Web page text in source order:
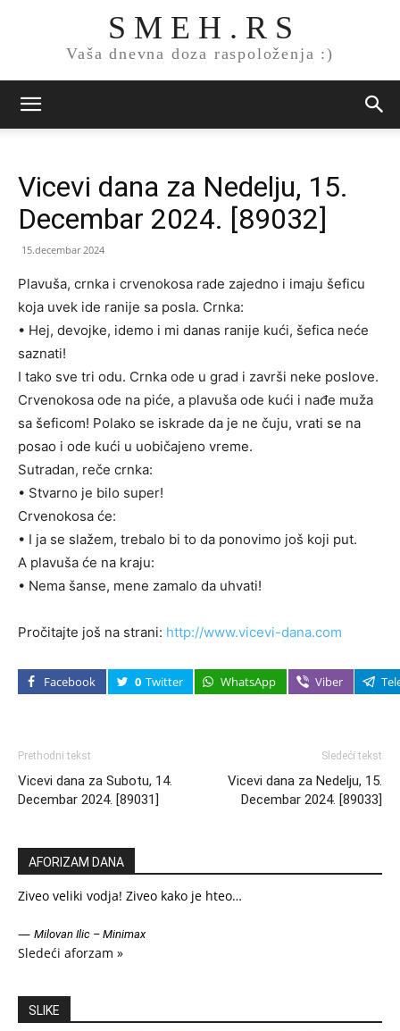
S M E H . R S
Vaša dnevna doza raspoloženja :)
Vicevi dana za Nedelju, 15.
Decembar 2024. [89032]
15.decembar 2024
Plavuša, crnka i crvenokosa rade zajedno i imaju šeficu
koja uvek ide ranije sa posla. Crnka:
• Hej, devojke, idemo i mi danas ranije kući, šefica neće
saznati!
I tako sve tri odu. Crnka ode u grad i završi neke poslove.
Crvenokosa ode na piće, a plavuša ode kući i nađe muža
sa šeficom! Polako se iskrade da je ne čuju, vrati se na
posao i ode kući u uobičajeno vreme.
Sutradan, reče crnka:
• Stvarno je bilo super!
Crvenokosa će:
• I ja se slažem, trebalo bi to da ponovimo još koji put.
A plavuša će na kraju:
• Nema šanse, mene zamalo da uhvati!
Pročitajte još na strani: http://www.vicevi-dana.com
Facebook 0 Twitter WhatsApp Viber
Prethodni tekst
Vicevi dana za Subotu, 14.
Decembar 2024. [89031]
Sledeći tekst
Vicevi dana za Nedelju, 15.
Decembar 2024. [89033]
AFORIZAM DANA
Ziveo veliki vodja! Ziveo kako je hteo…
— Milovan Ilic – Minimax
Sledeći aforzam »
SLIKE